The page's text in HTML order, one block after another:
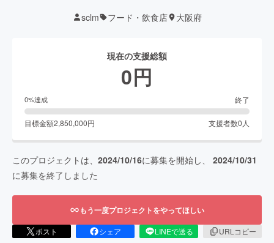
sclm フード・飲食店 大阪府
現在の支援総額
0円
0%達成 終了
目標金額2,850,000円 支援者数0 人
このプロジェクトは、 2024/10/16に募集を開始し、 2024/10/31
に募集を終了しました
もう一度プロジェクトをやってほしい
ポスト シェア LINEで送る
URLコピー